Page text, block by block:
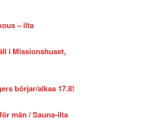
– ilta
i Missionshuset,
börjar/alkaa 17.8!
män / Sauna-ilta